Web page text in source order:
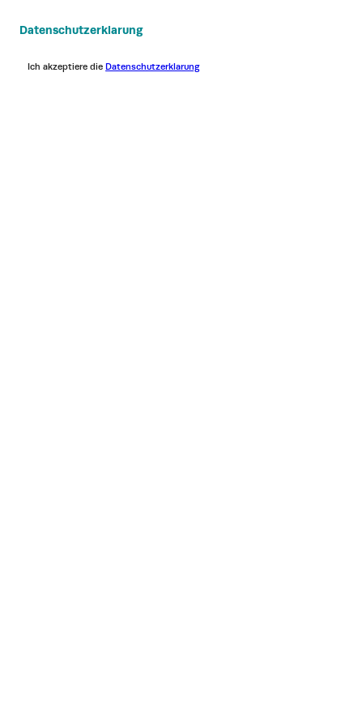
Datenschutzerklarung
Ich akzeptiere die Datenschutzerklarung